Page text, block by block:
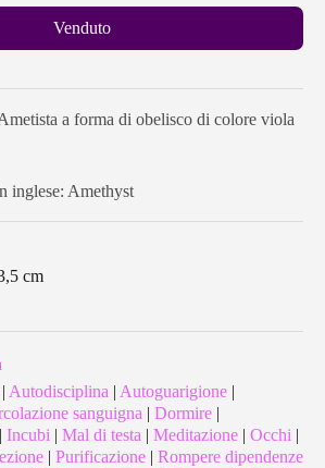
Venduto
a forma di obelisco di colore viola
inglese: Amethyst
cm
Autodisciplina Autoguarigione
sanguigna Dormire
Incubi Mal di testa Meditazione Occhi
Purificazione
Rompere dipendenze